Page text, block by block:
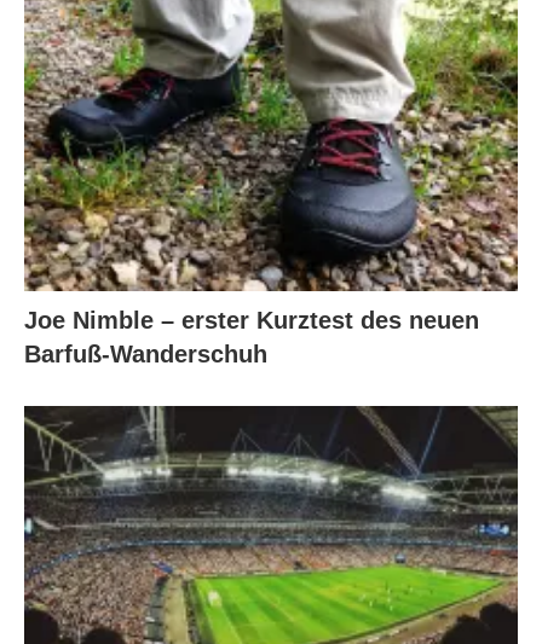
Joe Nimble – erster Kurztest des neuen
Barfuß-Wanderschuh